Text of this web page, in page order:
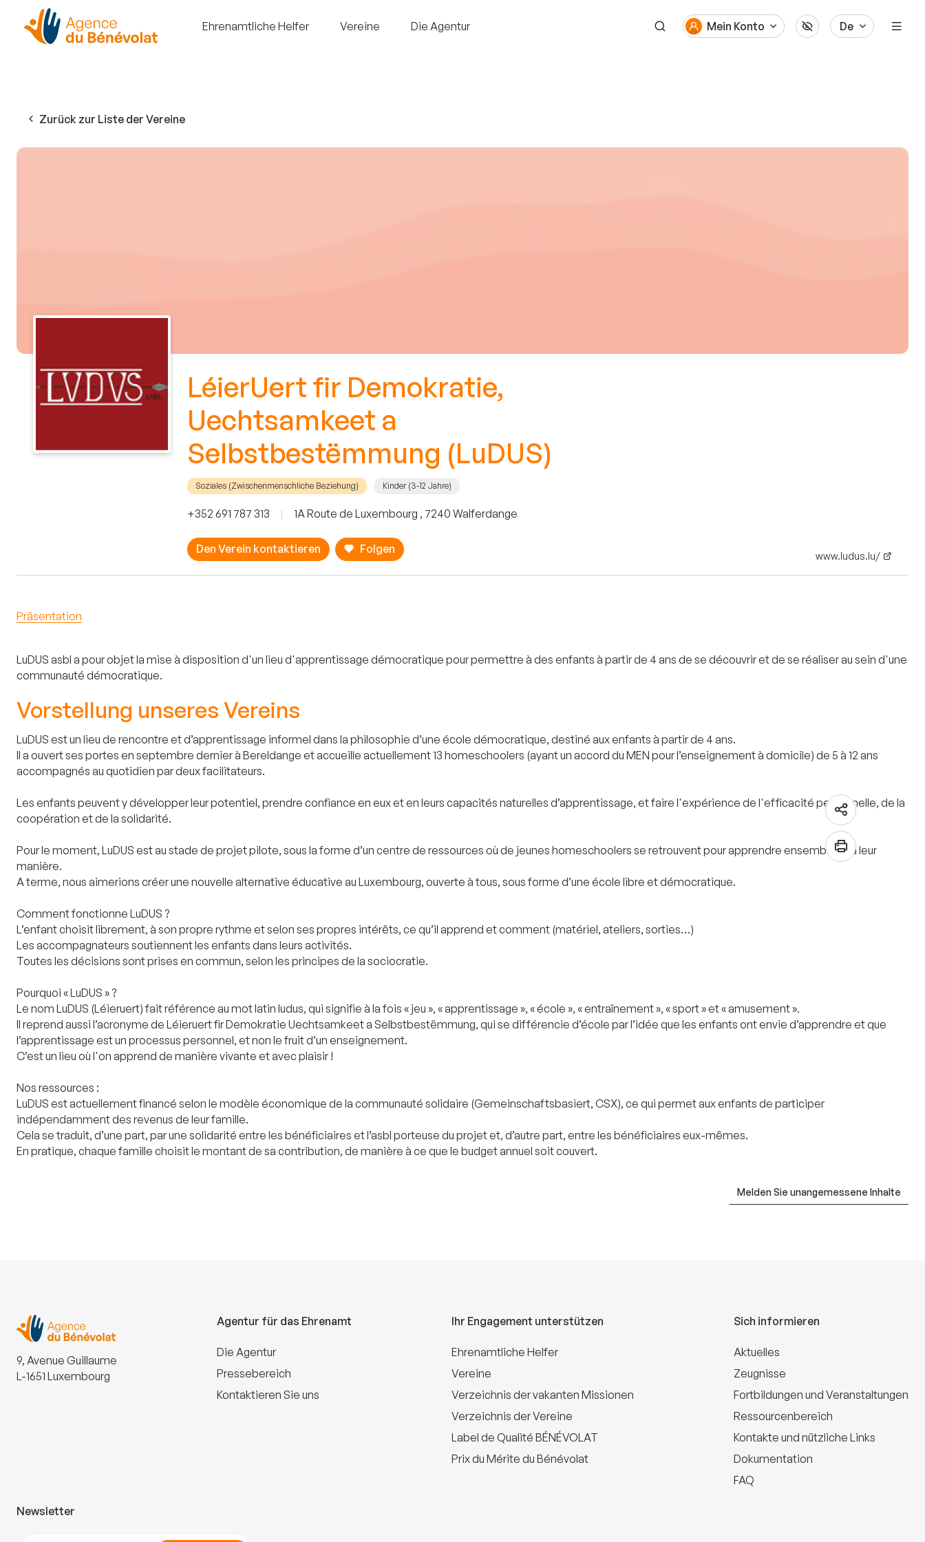
Ehrenamtliche Helfer Vereine Die Agentur Mein Konto De
Zurück zur Liste der Vereine
LéierUert fir Demokratie,
Uechtsamkeet a
Selbstbestëmmung (LuDUS)
Soziales (Zwischenmenschliche Beziehung) Kinder (3-12 Jahre)
+352 691 787 313 | 1A Route de Luxembourg , 7240 Walferdange
Den Verein kontaktieren Folgen www.ludus.lu/
Präsentation
LuDUS asbl a pour objet la mise à disposition d'un lieu d'apprentissage démocratique pour permettre à des enfants à partir de 4 ans de se découvrir et de se réaliser au sein d'une
communauté démocratique.
Vorstellung unseres Vereins
LuDUS est un lieu de rencontre et d’apprentissage informel dans la philosophie d’une école démocratique, destiné aux enfants à partir de 4 ans.
Il a ouvert ses portes en septembre dernier à Bereldange et accueille actuellement 13 homeschoolers (ayant un accord du MEN pour l’enseignement à domicile) de 5 à 12 ans
accompagnés au quotidien par deux facilitateurs.
Les enfants peuvent y développer leur potentiel, prendre confiance en eux et en leurs capacités naturelles d’apprentissage, et faire l'expérience de l'efficacité personnelle, de la
coopération et de la solidarité.
Pour le moment, LuDUS est au stade de projet pilote, sous la forme d’un centre de ressources où de jeunes homeschoolers se retrouvent pour apprendre ensemble et à leur
manière.
A terme, nous aimerions créer une nouvelle alternative éducative au Luxembourg, ouverte à tous, sous forme d’une école libre et démocratique.
Comment fonctionne LuDUS ?
L’enfant choisit librement, à son propre rythme et selon ses propres intérêts, ce qu’il apprend et comment (matériel, ateliers, sorties…)
Les accompagnateurs soutiennent les enfants dans leurs activités.
Toutes les décisions sont prises en commun, selon les principes de la sociocratie.
Pourquoi « LuDUS » ?
Le nom LuDUS (Léieruert) fait référence au mot latin ludus, qui signifie à la fois « jeu », « apprentissage », « école », « entraînement », « sport » et « amusement ».
Il reprend aussi l’acronyme de Léieruert fir Demokratie Uechtsamkeet a Selbstbestëmmung, qui se différencie d’école par l’idée que les enfants ont envie d’apprendre et que
l’apprentissage est un processus personnel, et non le fruit d’un enseignement.
C’est un lieu où l'on apprend de manière vivante et avec plaisir !
Nos ressources :
LuDUS est actuellement financé selon le modèle économique de la communauté solidaire (Gemeinschaftsbasiert, CSX), ce qui permet aux enfants de participer
indépendamment des revenus de leur famille.
Cela se traduit, d’une part, par une solidarité entre les bénéficiaires et l’asbl porteuse du projet et, d’autre part, entre les bénéficiaires eux-mêmes.
En pratique, chaque famille choisit le montant de sa contribution, de manière à ce que le budget annuel soit couvert.
Melden Sie unangemessene Inhalte
9, Avenue Guillaume
L-1651 Luxembourg
Agentur für das Ehrenamt
Die Agentur
Pressebereich
Kontaktieren Sie uns
Ihr Engagement unterstützen
Ehrenamtliche Helfer
Vereine
Verzeichnis der vakanten Missionen
Verzeichnis der Vereine
Label de Qualité BÉNÉVOLAT
Prix du Mérite du Bénévolat
Sich informieren
Aktuelles
Zeugnisse
Fortbildungen und Veranstaltungen
Ressourcenbereich
Kontakte und nützliche Links
Dokumentation
FAQ
Newsletter